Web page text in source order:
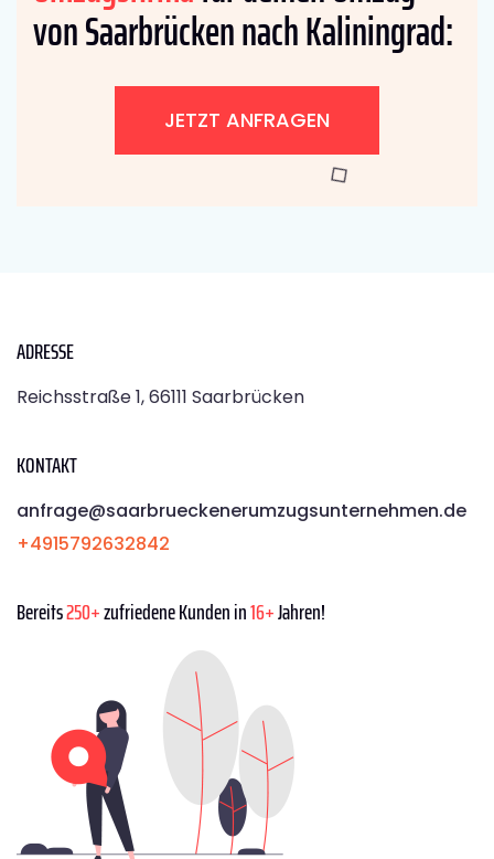
von Saarbrücken nach Kaliningrad:
JETZT ANFRAGEN
ADRESSE
Reichsstraße 1, 66111 Saarbrücken
KONTAKT
anfrage@saarbrueckenerumzugsunternehmen.de
+4915792632842
Bereits250+zufriedene Kunden in16+Jahren!